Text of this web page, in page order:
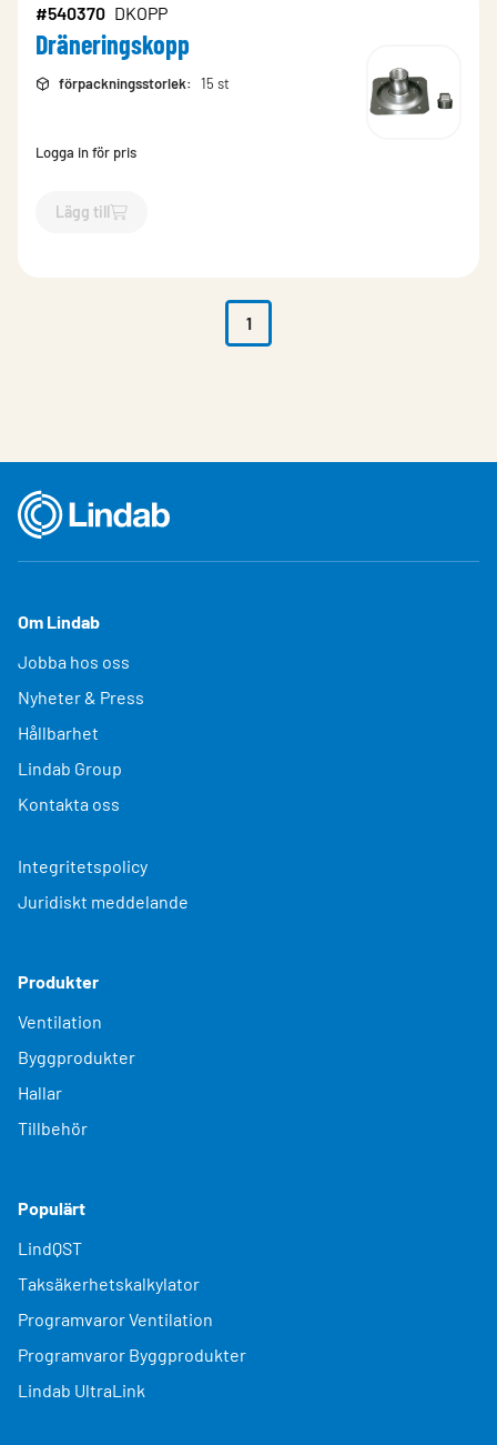
#540370 DKOPP
Dräneringskopp
förpackningsstorlek: 15 st
Logga in för pris
Lägg till
`$Lägg till
1
Om Lindab
Jobba hos oss
Nyheter & Press
Hållbarhet
Lindab Group
Kontakta oss
Integritetspolicy
Juridiskt meddelande
Produkter
Ventilation
Byggprodukter
Hallar
Tillbehör
Populärt
LindQST
Taksäkerhetskalkylator
Programvaror Ventilation
Programvaror Byggprodukter
Lindab UltraLink